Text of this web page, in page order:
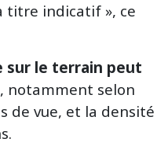
titre indicatif », ce
sur le terrain peut
, notamment selon
de vue, et la densité